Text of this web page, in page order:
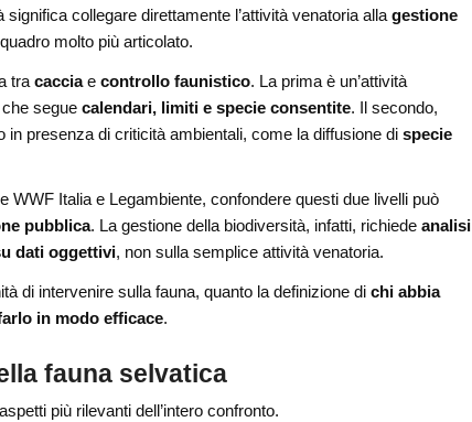
collegare direttamente l’attività venatoria allagestione
molto più articolato.
tracacciaecontrollo faunistico. La prima è un’attività
che seguecalendari, limiti e specie consentite. Il secondo,
in presenza di criticità ambientali, come la diffusione dispecie
Italia e Legambiente, confondere questi due livelli può
pubblica. La gestione della biodiversità, infatti, richiedeanalisi
dati oggettivi, non sulla semplice attività venatoria.
di intervenire sulla fauna, quanto la definizione dichi abbia
in modo efficace.
fauna selvatica
più rilevanti dell’intero confronto.